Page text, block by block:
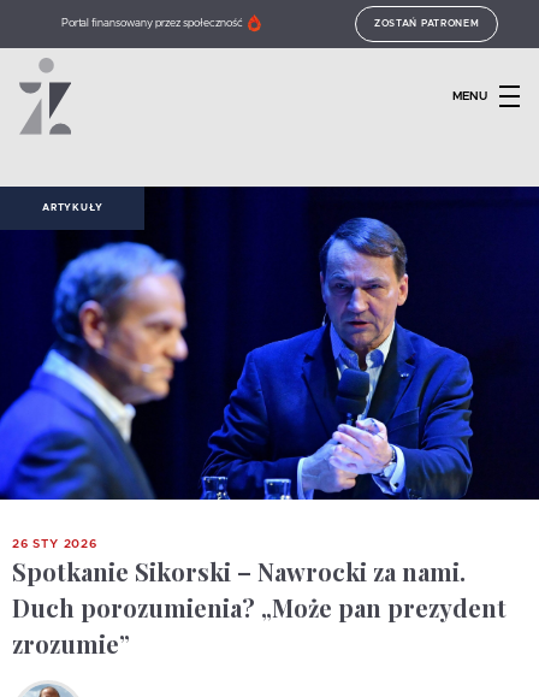
Portal finansowany przez społeczność ZOSTAŃ PATRONEM
MENU
ARTYKUŁY
26 STY 2026
Spotkanie Sikorski – Nawrocki za nami.
Duch porozumienia? „Może pan prezydent
zrozumie”